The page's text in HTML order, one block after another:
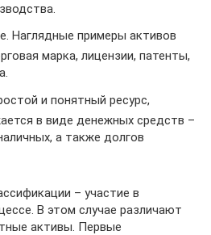
Наглядные примеры активов
марка, лицензии, патенты,
и понятный ресурс,
в виде денежных средств –
а также долгов
– участие в
В этом случае различают
активы. Первые